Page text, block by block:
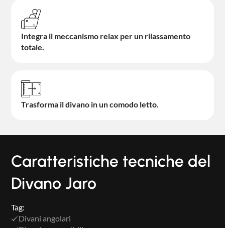
Integra il meccanismo relax per un rilassamento
totale.
Trasforma il divano in un comodo letto.
Caratteristiche tecniche del
Divano Jaro
Tag:
Divani angolari